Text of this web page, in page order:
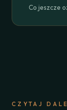
Co jeszcze
CZYTAJ